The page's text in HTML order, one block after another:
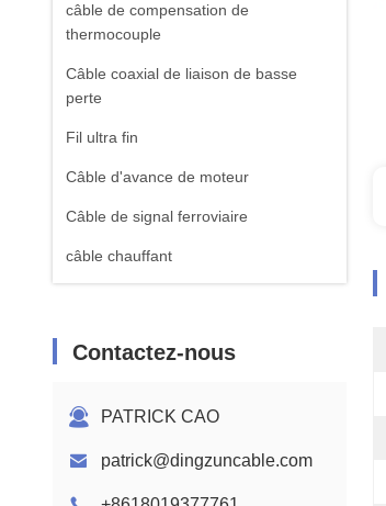
câble de compensation de
thermocouple
Câble coaxial de liaison de basse
perte
Fil ultra fin
Câble d'avance de moteur
Câble de signal ferroviaire
câble chauffant
Contactez-nous
PATRICK CAO
patrick@dingzuncable.com